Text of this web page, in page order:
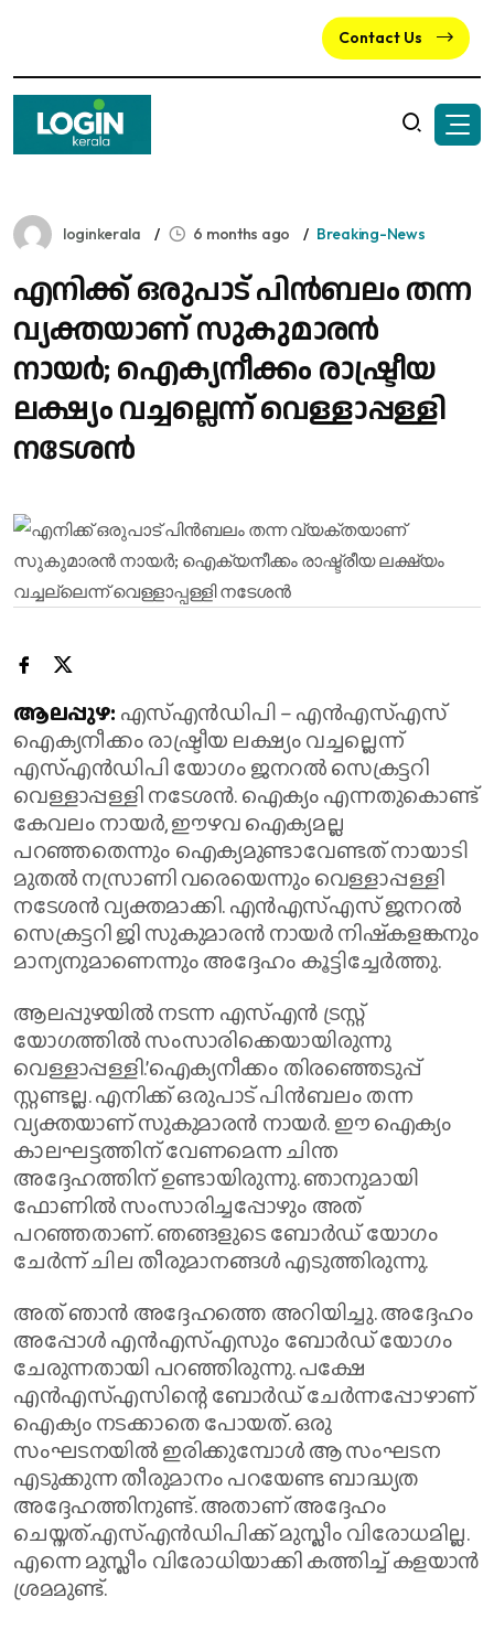
Contact Us
loginkerala 6 months ago Breaking-News
എനിക്ക് ഒരുപാട് പിൻബലം തന്ന
വ്യക്തയാണ് സുകുമാരൻ
നായർ; ഐക്യനീക്കം രാഷ്ട്രീയ
ലക്ഷ്യം വച്ചല്ലെന്ന് വെള്ളാപ്പള്ളി
നടേശൻ
ആലപ്പുഴ: എസ്എൻഡിപി – എൻഎസ്എസ്
ഐക്യനീക്കം രാഷ്ട്രീയ ലക്ഷ്യം വച്ചല്ലെന്ന്
എസ്‌എൻ‌ഡിപി യോഗം ജനറൽ സെക്രട്ടറി
വെള്ളാപ്പള്ളി നടേശൻ. ഐക്യം എന്നതുകൊണ്ട്
കേവലം നായർ, ഈഴവ ഐക്യമല്ല
പറഞ്ഞതെന്നും ഐക്യമുണ്ടാവേണ്ടത് നായാടി
മുതൽ നസ്രാണി വരെയെന്നും വെള്ളാപ്പള്ളി
നടേശൻ വ്യക്തമാക്കി. എൻഎസ്എസ് ജനറൽ
സെക്രട്ടറി ജി സുകുമാരൻ നായർ നിഷ്‌കളങ്കനും
മാന്യനുമാണെന്നും അദ്ദേഹം കൂട്ടിച്ചേർത്തു.
ആലപ്പുഴയിൽ നടന്ന എസ്എൻ ട്രസ്റ്റ്
യോഗത്തിൽ സംസാരിക്കെയായിരുന്നു
വെള്ളാപ്പള്ളി.’ഐക്യനീക്കം തിരഞ്ഞെടുപ്പ്
സ്റ്റണ്ടല്ല. എനിക്ക് ഒരുപാട് പിൻബലം തന്ന
വ്യക്തയാണ് സുകുമാരൻ നായർ. ഈ ഐക്യം
കാലഘട്ടത്തിന് വേണമെന്ന ചിന്ത
അദ്ദേഹത്തിന് ഉണ്ടായിരുന്നു. ഞാനുമായി
ഫോണിൽ സംസാരിച്ചപ്പോഴും അത്
പറഞ്ഞതാണ്. ഞങ്ങളുടെ ബോർഡ് യോഗം
ചേർന്ന് ചില തീരുമാനങ്ങൾ എടുത്തിരുന്നു.
അത് ഞാൻ അദ്ദേഹത്തെ അറിയിച്ചു. അദ്ദേഹം
അപ്പോൾ എൻഎസ്എസും ബോർഡ് യോഗം
ചേരുന്നതായി പറഞ്ഞിരുന്നു. പക്ഷേ
എൻഎസ്എസിന്റെ ബോർഡ് ചേർന്നപ്പോഴാണ്
ഐക്യം നടക്കാതെ പോയത്. ഒരു
സംഘടനയിൽ ഇരിക്കുമ്പോൾ ആ സംഘടന
എടുക്കുന്ന തീരുമാനം പറയേണ്ട ബാദ്ധ്യത
അദ്ദേഹത്തിനുണ്ട്. അതാണ് അദ്ദേഹം
ചെയ്തത്.എസ്എൻഡ‌ിപിക്ക് മുസ്ലീം വിരോധമില്ല.
എന്നെ മുസ്ലീം വിരോധിയാക്കി കത്തിച്ച് കളയാൻ
ശ്രമമുണ്ട്.